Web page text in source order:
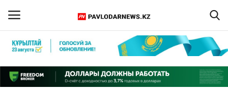
Регистрация
Главная